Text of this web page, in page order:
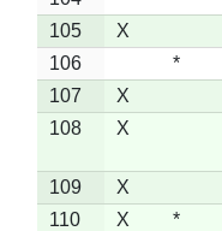
105
X
106
*
107
X
108
X
109 X
110
X *